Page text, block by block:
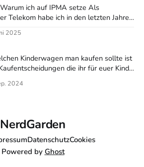
ich auf IPMA setze Als
Telekom habe ich in den letzten Jahren
IPMA hat für mich einen ganz
bekommen – und ich möchte gerne
teilen, warum das so ist und wie ich davon profitiere. Was
2025
Kinderwagen man kaufen sollte ist
die ihr für euer Kind
wirklich gut überlegt sein. Sucht euch
2024
NerdGarden
DatenschutzCookies
Powered by Ghost